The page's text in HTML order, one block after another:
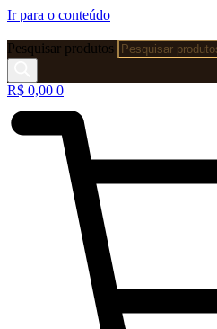
Ir para o conteúdo
Pesquisar produtos
R$ 0,00 0